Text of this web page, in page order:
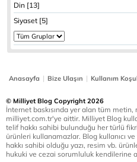
Din [13]
Siyaset [5]
Anasayfa | Bize Ulaşın | Kullanım
© Milliyet Blog Copyright 2026
İnternet baskısında yer alan tüm metin,
milliyet.com.tr'ye aittir. Milliyet Blog
telif hakkı sahibi bulunduğu her türlü
ürünleri kullanamazlar. Blog kullanıcı
hakkı sahibi olduğu yazı, resim vb.
hukuki ve cezai sorumluluk kendilerine